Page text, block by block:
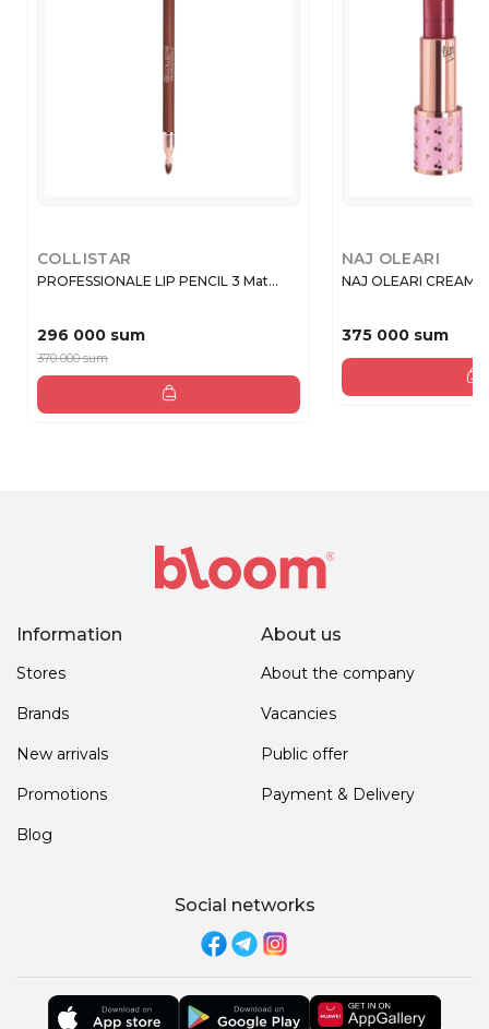
COLLISTAR
PROFESSIONALE LIP PENCIL 3 Mat...
296 000 sum
370 000 sum
NAJ OLEARI
NAJ OLEARI CREAMY
375 000 sum
Information
Stores
Brands
New arrivals
Promotions
Blog
About us
About the company
Vacancies
Public offer
Payment & Delivery
Social networks